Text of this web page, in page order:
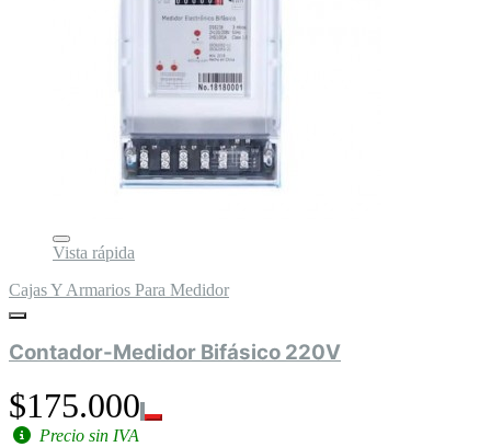
Vista rápida
Cajas Y Armarios Para Medidor
Contador-Medidor Bifásico 220V
$175.000
Precio sin IVA